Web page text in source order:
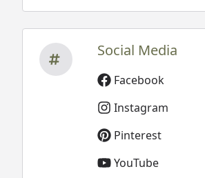
Social Media
Facebook
Instagram
Pinterest
YouTube